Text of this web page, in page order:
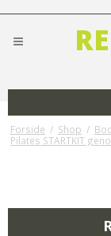
Forside / Shop /
Pilates STARTKIT